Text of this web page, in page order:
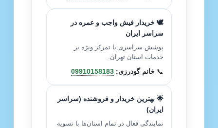
🕊️ خریدار فیش واجب و عمره در
سراسر ایران
پوشش سراسری با تمرکز ویژه بر
خدمات استان تهران.
📞 خانم گودرزی: 09910158183
🌟 بهترین خریدار و فروشنده (سراسر
ایران)
نمایندگی فعال در تمام استان‌ها با تسویه